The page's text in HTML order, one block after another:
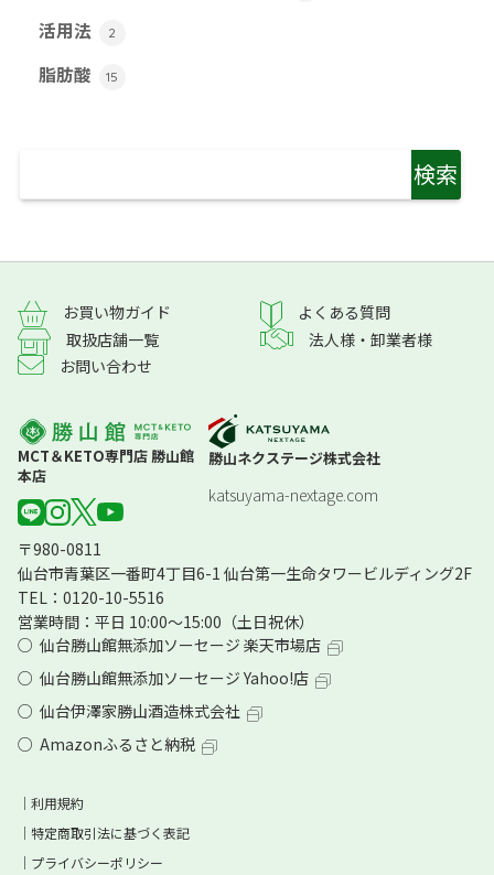
活用法 2
脂肪酸 15
お買い物ガイド
よくある質問
取扱店舗一覧
法人様・卸業者様
お問い合わせ
MCT＆KETO専門店 勝山館
本店
勝山ネクステージ株式会社
katsuyama-nextage.com
〒980-0811
仙台市青葉区一番町4丁目6-1 仙台第一生命タワービルディング2F
TEL：0120-10-5516
営業時間：平日 10:00～15:00（土日祝休）
仙台勝山館無添加ソーセージ 楽天市場店
仙台勝山館無添加ソーセージ Yahoo!店
仙台伊澤家勝山酒造株式会社
Amazonふるさと納税
利用規約
特定商取引法に基づく表記
プライバシーポリシー